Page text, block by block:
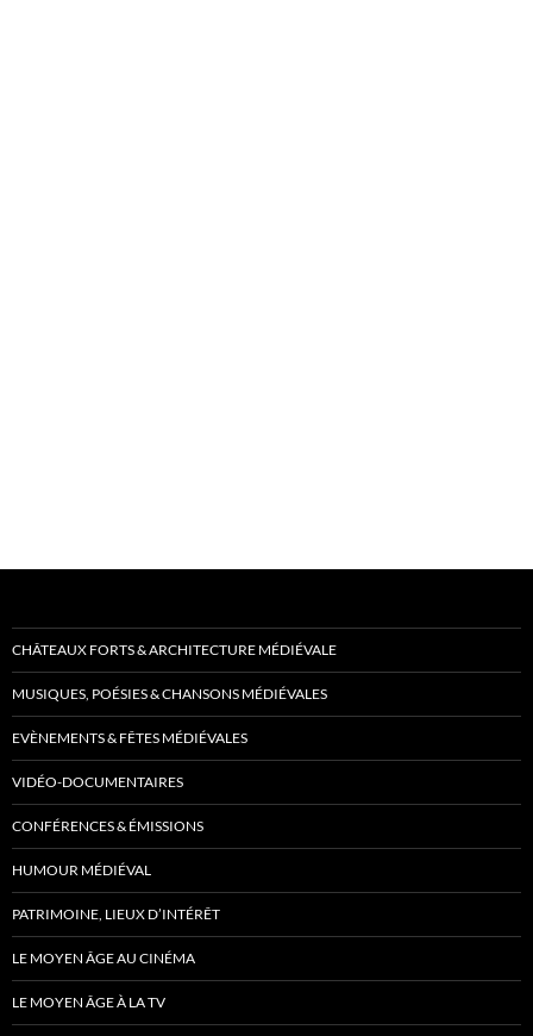
CHÂTEAUX FORTS & ARCHITECTURE MÉDIÉVALE
MUSIQUES, POÉSIES & CHANSONS MÉDIÉVALES
EVÈNEMENTS & FÊTES MÉDIÉVALES
VIDÉO-DOCUMENTAIRES
CONFÉRENCES & ÉMISSIONS
HUMOUR MÉDIÉVAL
PATRIMOINE, LIEUX D’INTÉRÊT
LE MOYEN ÂGE AU CINÉMA
LE MOYEN ÂGE À LA TV